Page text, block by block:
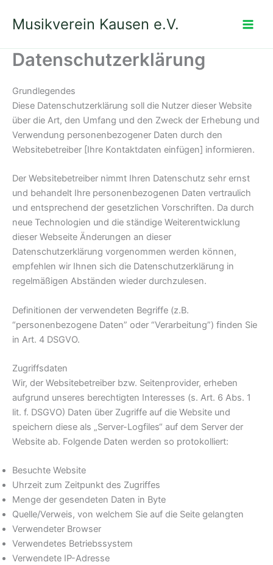
InhaltMusikverein Kausen e.V.
Datenschutzerklärung
Grundlegendes
Diese Datenschutzerklärung soll die Nutzer dieser Website
über die Art, den Umfang und den Zweck der Erhebung und
Verwendung personenbezogener Daten durch den
Websitebetreiber [Ihre Kontaktdaten einfügen] informieren.
Der Websitebetreiber nimmt Ihren Datenschutz sehr ernst
und behandelt Ihre personenbezogenen Daten vertraulich
und entsprechend der gesetzlichen Vorschriften. Da durch
neue Technologien und die ständige Weiterentwicklung
dieser Webseite Änderungen an dieser
Datenschutzerklärung vorgenommen werden können,
empfehlen wir Ihnen sich die Datenschutzerklärung in
regelmäßigen Abständen wieder durchzulesen.
Definitionen der verwendeten Begriffe (z.B.
“personenbezogene Daten” oder “Verarbeitung”) finden Sie
in Art. 4 DSGVO.
Zugriffsdaten
Wir, der Websitebetreiber bzw. Seitenprovider, erheben
aufgrund unseres berechtigten Interesses (s. Art. 6 Abs. 1
lit. f. DSGVO) Daten über Zugriffe auf die Website und
speichern diese als „Server-Logfiles“ auf dem Server der
Website ab. Folgende Daten werden so protokolliert:
Besuchte Website
Uhrzeit zum Zeitpunkt des Zugriffes
Menge der gesendeten Daten in Byte
Quelle/Verweis, von welchem Sie auf die Seite gelangten
Verwendeter Browser
Verwendetes Betriebssystem
Verwendete IP-Adresse